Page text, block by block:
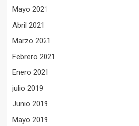
Mayo 2021
Abril 2021
Marzo 2021
Febrero 2021
Enero 2021
julio 2019
Junio 2019
Mayo 2019